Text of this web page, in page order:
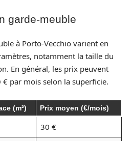
garde-meuble
à Porto-Vecchio varient en
notamment la taille du
En général, les prix peuvent
par mois selon la superficie.
(m²) Prix moyen (€/mois)
30 €